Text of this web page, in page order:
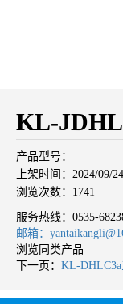
KL-
产品型号：
上架时间：2024/09/24
浏览次数：1741
服务热线： 0535-
邮箱：
浏览同类产品
下一页： KL-